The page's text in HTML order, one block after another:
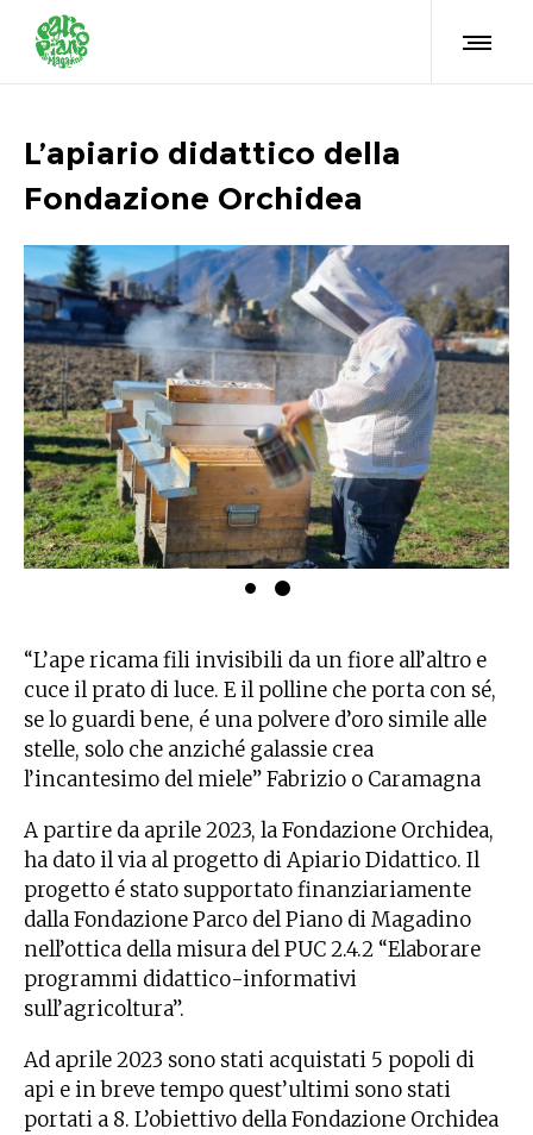
L’apiario didattico della
Fondazione Orchidea
“L’ape ricama fili invisibili da un fiore all’altro e
cuce il prato di luce. E il polline che porta con sé,
se lo guardi bene, é una polvere d’oro simile alle
stelle, solo che anziché galassie crea
l’incantesimo del miele” Fabrizio o Caramagna
A partire da aprile 2023, la Fondazione Orchidea,
ha dato il via al progetto di Apiario Didattico. Il
progetto é stato supportato finanziariamente
dalla Fondazione Parco del Piano di Magadino
nell’ottica della misura del PUC 2.4.2 “Elaborare
programmi didattico-informativi
sull’agricoltura”.
Ad aprile 2023 sono stati acquistati 5 popoli di
api e in breve tempo quest’ultimi sono stati
portati a 8. L’obiettivo della Fondazione Orchidea